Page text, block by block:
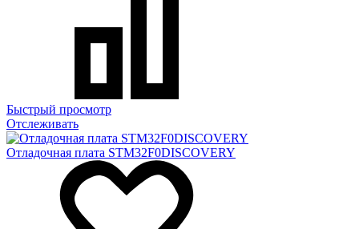
Быстрый просмотр
Отслеживать
Отладочная плата STM32F0DISCOVERY